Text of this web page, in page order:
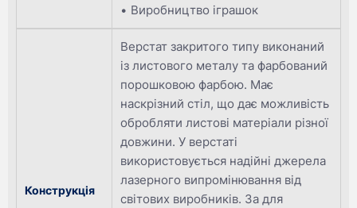
Виробництво іграшок
Конструкція
Верстат закритого типу виконаний
із листового металу та фарбований
порошковою фарбою. Має
наскрізний стіл, що дає можливість
обробляти листові матеріали різної
довжини. У верстаті
використовується надійні джерела
лазерного випромінювання від
світових виробників. За для